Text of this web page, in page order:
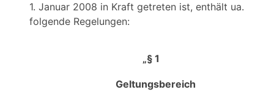
1. Januar 2008 in Kraft getreten ist, enthält ua.
folgende Regelungen:
„§ 1
Geltungsbereich